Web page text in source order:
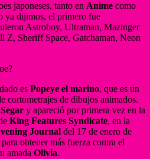
japoneses, tanto en Anime como
ya dijimos, el primero fue
Astroboy, Ultraman, Mazinger
Z, Sheriff Space, Gatchaman, Neon
es Popeye el marino, que es un
cortometrajes de dibujos animados.
​ y apareció por primera vez en la
King Features Syndicate, en la
Journal del 17 de enero de
obtener más fuerza contra el
amada Olivia.